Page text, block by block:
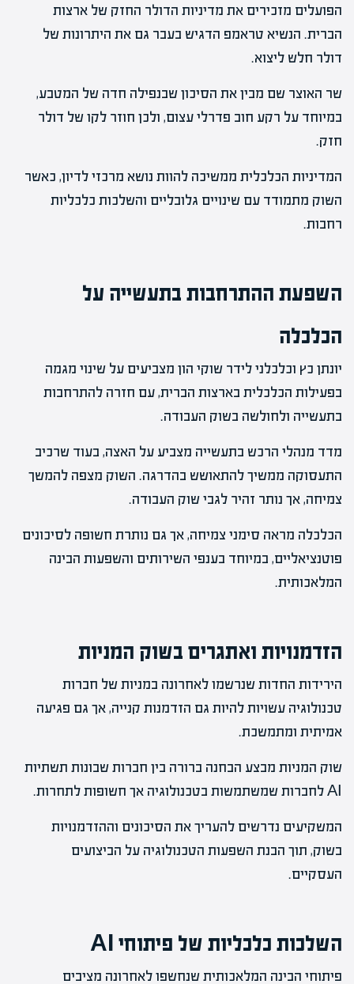
הפועלים מזכירים את מדיניות הדולר החזק של ארצות
הברית. הנשיא טראמפ הדגיש בעבר גם את היתרונות של
דולר חלש ליצוא.
שר האוצר שם מבין את הסיכון שבנפילה חדה של המטבע,
במיוחד על רקע חוב פדרלי עצום, ולכן חוזר לקו של דולר
חזק.
המדיניות הכלכלית ממשיכה להוות נושא מרכזי לדיון, כאשר
השוק מתמודד עם שינויים גלובליים והשלכות כלכליות
רחבות.
השפעת ההתרחבות בתעשייה על
הכלכלה
יונתן כץ וכלכלני לידר שוקי הון מצביעים על שינוי מגמה
בפעילות הכלכלית בארצות הברית, עם חזרה להתרחבות
בתעשייה ולחולשה בשוק העבודה.
מדד מנהלי הרכש בתעשייה מצביע על האצה, בעוד שרכיב
התעסוקה ממשיך להתאושש בהדרגה. השוק מצפה להמשך
צמיחה, אך נותר זהיר לגבי שוק העבודה.
הכלכלה מראה סימני צמיחה, אך גם נותרת חשופה לסיכונים
פוטנציאליים, במיוחד בענפי השירותים והשפעות הבינה
המלאכותית.
הזדמנויות ואתגרים בשוק המניות
הירידות החדות שנרשמו לאחרונה במניות של חברות
טכנולוגיה עשויות להיות גם הזדמנות קנייה, אך גם פגיעה
אמיתית ומתמשכת.
שוק המניות מבצע הבחנה ברורה בין חברות שבונות תשתיות
AI לחברות שמשתמשות בטכנולוגיה אך חשופות לתחרות.
המשקיעים נדרשים להעריך את הסיכונים וההזדמנויות
בשוק, תוך הבנת השפעות הטכנולוגיה על הביצועים
העסקיים.
השלכות כלכליות של פיתוחי AI
פיתוחי הבינה המלאכותית שנחשפו לאחרונה מציבים